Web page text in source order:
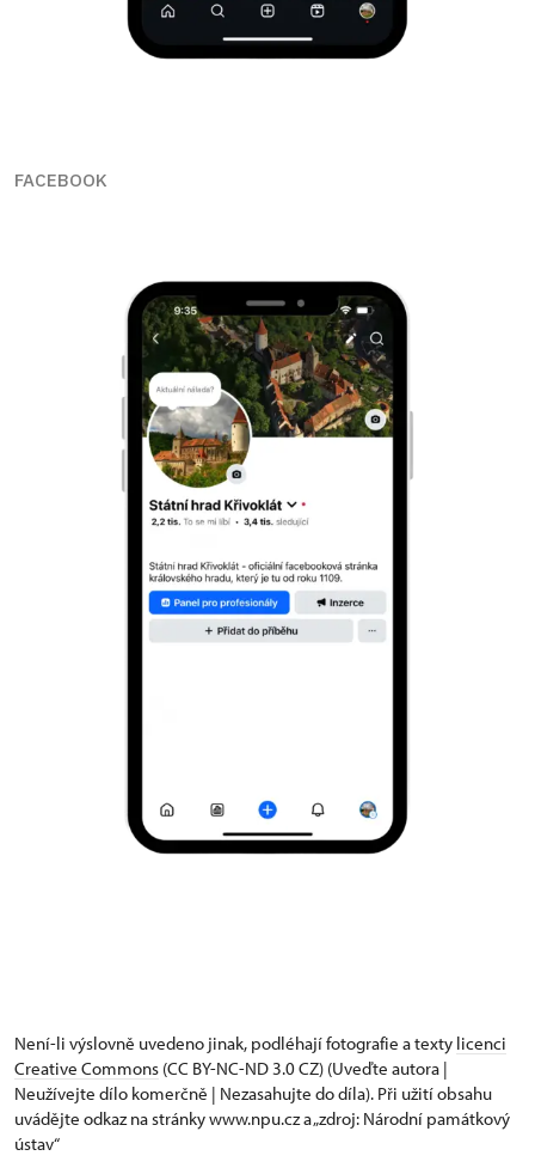
FACEBOOK
Není-li výslovně uvedeno jinak, podléhají fotografie a texty licenci
Creative Commons (CC BY-NC-ND 3.0 CZ) (Uveďte autora |
Neužívejte dílo komerčně | Nezasahujte do díla). Při užití obsahu
uvádějte odkaz na stránky www.npu.cz a „zdroj: Národní památkový
ústav“